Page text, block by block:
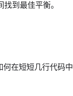
到最佳平衡。
何在短短几行代码中